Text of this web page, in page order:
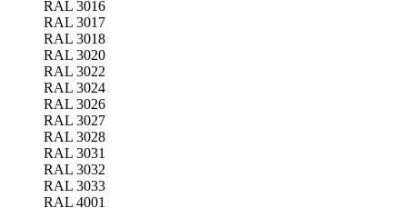
RAL 3016
RAL 3017
RAL 3018
RAL 3020
RAL 3022
RAL 3024
RAL 3026
RAL 3027
RAL 3028
RAL 3031
RAL 3032
RAL 3033
RAL 4001